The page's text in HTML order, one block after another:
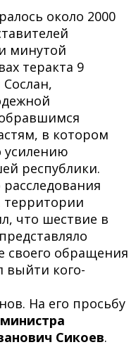
около 2000
минутой
теракта 9
Сослан,
в котором
усилению
республики.
территории
что шествие в
своего обращения
выйти кого-
На его просьбу
Сикоев.